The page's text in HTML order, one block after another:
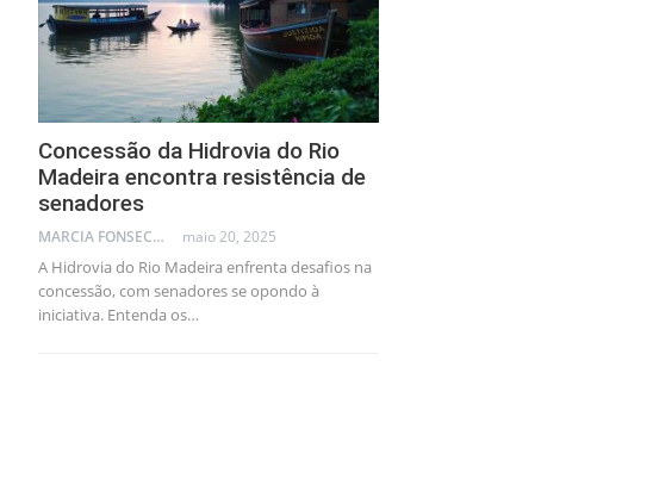
Concessão da Hidrovia do Rio
Madeira encontra resistência de
senadores
MARCIA FONSECA - FINANCIAL CONSULTANT maio 20, 2025
A Hidrovia do Rio Madeira enfrenta desafios na
concessão, com senadores se opondo à
iniciativa. Entenda os…